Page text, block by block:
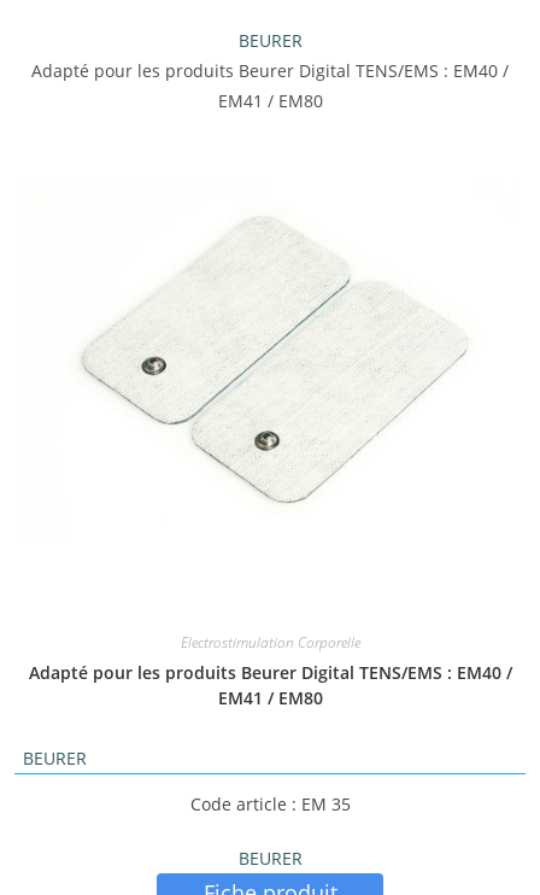
BEURER
Adapté pour les produits Beurer Digital TENS/EMS : EM40 /
EM41 / EM80
Electrostimulation Corporelle
Adapté pour les produits Beurer Digital TENS/EMS : EM40 /
EM41 / EM80
BEURER
Code article : EM 35
BEURER